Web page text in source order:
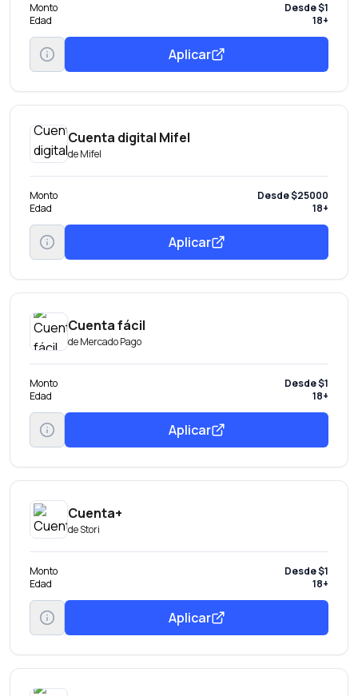
Monto
Desde $1
Edad
18+
Aplicar
Cuenta digital Mifel
deMifel
Monto
Desde $25000
Edad
18+
Aplicar
Cuenta fácil
deMercado Pago
Monto
Desde $1
Edad
18+
Aplicar
Cuenta+
deStori
Monto
Desde $1
Edad
18+
Aplicar